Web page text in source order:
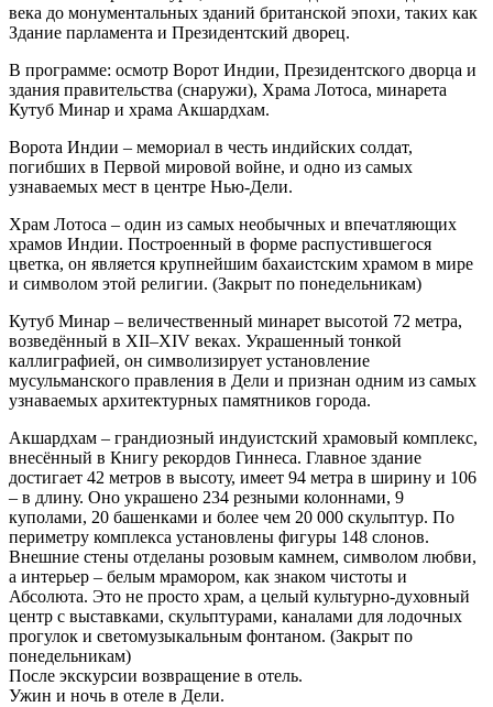
века до монументальных зданий британской эпохи, таких как
Здание парламента и Президентский дворец.
В программе: осмотр Ворот Индии, Президентского дворца и
здания правительства (снаружи), Храма Лотоса, минарета
Кутуб Минар и храма Акшардхам.
Ворота Индии – мемориал в честь индийских солдат,
погибших в Первой мировой войне, и одно из самых
узнаваемых мест в центре Нью-Дели.
Храм Лотоса – один из самых необычных и впечатляющих
храмов Индии. Построенный в форме распустившегося
цветка, он является крупнейшим бахаистским храмом в мире
и символом этой религии. (Закрыт по понедельникам)
Кутуб Минар – величественный минарет высотой 72 метра,
возведённый в XII–XIV веках. Украшенный тонкой
каллиграфией, он символизирует установление
мусульманского правления в Дели и признан одним из самых
узнаваемых архитектурных памятников города.
Акшардхам – грандиозный индуистский храмовый комплекс,
внесённый в Книгу рекордов Гиннеса. Главное здание
достигает 42 метров в высоту, имеет 94 метра в ширину и 106
– в длину. Оно украшено 234 резными колоннами, 9
куполами, 20 башенками и более чем 20 000 скульптур. По
периметру комплекса установлены фигуры 148 слонов.
Внешние стены отделаны розовым камнем, символом любви,
а интерьер – белым мрамором, как знаком чистоты и
Абсолюта. Это не просто храм, а целый культурно-духовный
центр с выставками, скульптурами, каналами для лодочных
прогулок и светомузыкальным фонтаном. (Закрыт по
понедельникам)
После экскурсии возвращение в отель.
Ужин и ночь в отеле в Дели.